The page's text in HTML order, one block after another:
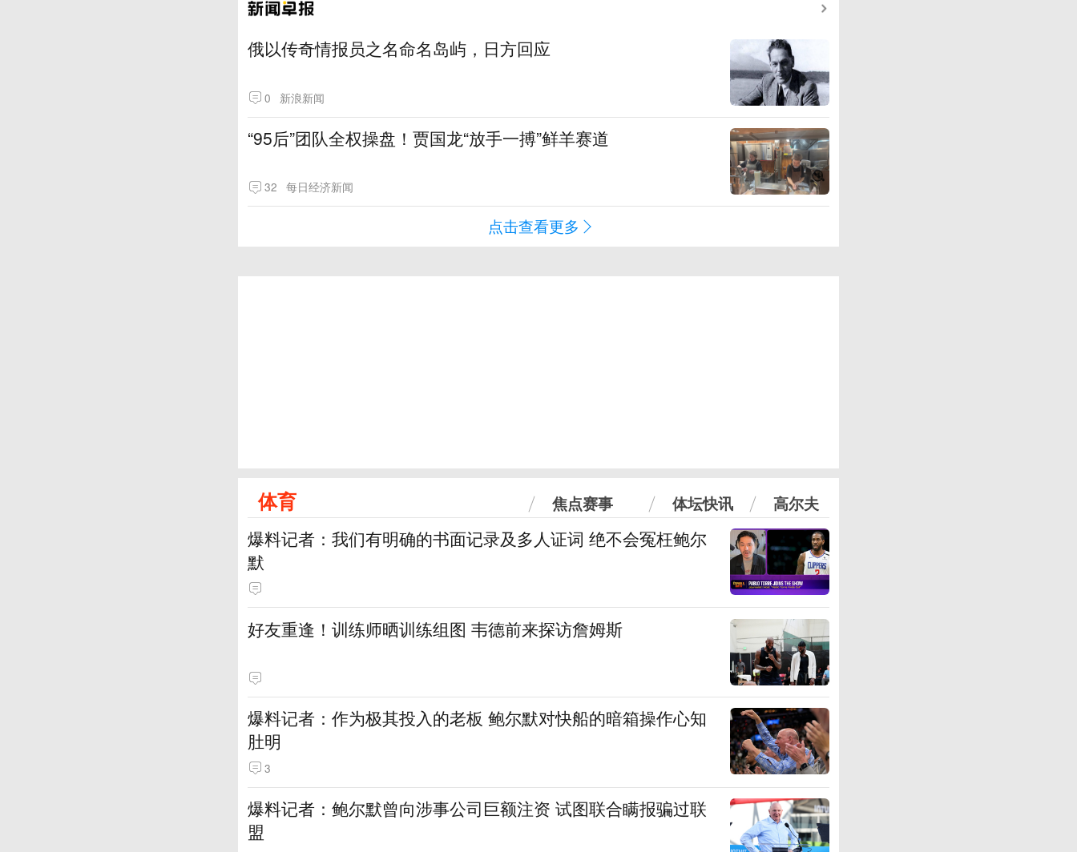
俄以传奇情报员之名命名岛屿，日方回应
0 新浪新闻
“95后”团队全权操盘！贾国龙“放手一搏”鲜羊赛道
32 每日经济新闻
点击查看更多
体育 焦点赛事 体坛快讯 高尔夫
爆料记者：我们有明确的书面记录及多人证词 绝不会冤枉鲍尔
默
好友重逢！训练师晒训练组图 韦德前来探访詹姆斯
爆料记者：作为极其投入的老板 鲍尔默对快船的暗箱操作心知
肚明
3
爆料记者：鲍尔默曾向涉事公司巨额注资 试图联合瞒报骗过联
盟